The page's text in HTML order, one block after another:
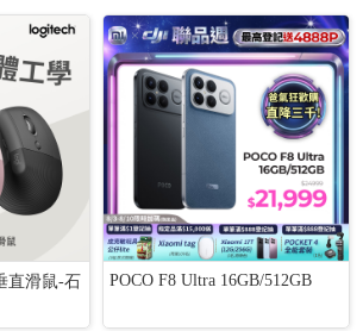
直滑鼠-石
POCO F8 Ultra 16GB/512GB